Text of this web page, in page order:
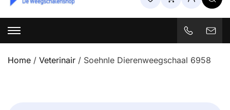
Weegschalenshop | Precisieweegschalen & Industriële
Weegoplossingen
Home / Veterinair / Soehnle Dierenweegschaal 6958